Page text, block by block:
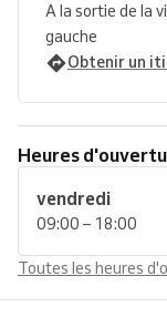
A la sortie de la
gauche
Obtenir un
Heures
vendredi
09:00 – 18:00
Toutes les heures